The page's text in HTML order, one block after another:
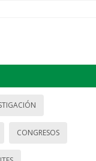
CONGRESOS